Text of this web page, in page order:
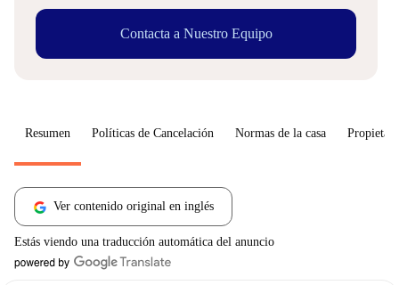
Contacta a Nuestro Equipo
Resumen Políticas de Cancelación Normas de la casa
Ver contenido original en inglés
Estás viendo una traducción automática del anuncio